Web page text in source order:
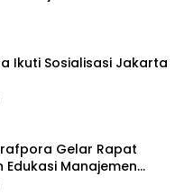
Ikuti Sosialisasi Jakarta
Gelar Rapat
Edukasi Manajemen